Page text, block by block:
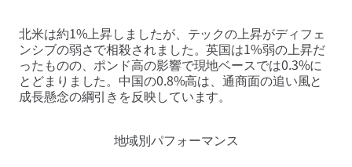
北米は約1%上昇しましたが、テックの上昇がディフェ
ンシブの弱さで相殺されました。英国は1%弱の上昇だ
ったものの、ポンド高の影響で現地ベースでは0.3%に
とどまりました。中国の0.8%高は、通商面の追い風と
成長懸念の綱引きを反映しています。
地域別パフォーマンス